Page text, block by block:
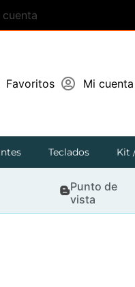
cuenta
Favoritos Mi cuenta
Teclados Kit
Punto de
vista